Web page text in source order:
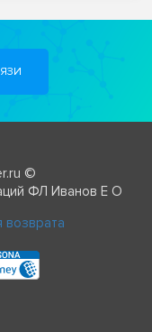
©
ФЛ Иванов Е О
возврата